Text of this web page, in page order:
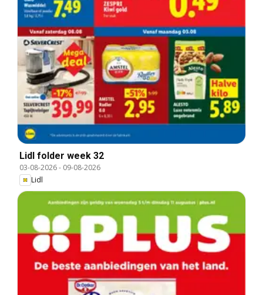
Lidl folder week 32
03-08-2026- 09-08-2026
Lidl